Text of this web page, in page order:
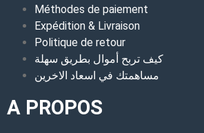
Méthodes de paiement
Expédition & Livraison
Politique de retour
كيف تربح أموال بطريق سهلة
مساهمتك في اسعاد الاخرين
A PROPOS